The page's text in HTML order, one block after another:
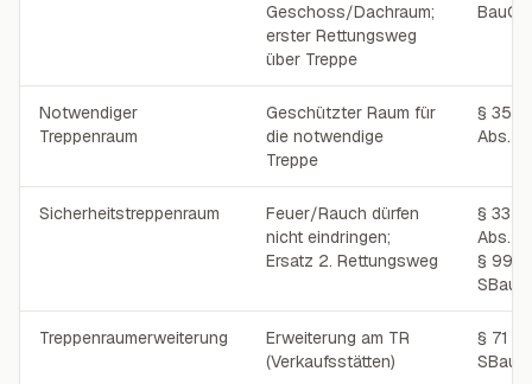
Geschoss/Dachraum;
erster Rettungsweg
über Treppe
BauO
Notwendiger
Treppenraum
Geschützter Raum für
die notwendige
Treppe
§ 35
Abs. 1
Sicherheitstreppenraum
Feuer/Rauch dürfen
nicht eindringen;
Ersatz 2. Rettungsweg
§ 33
Abs. 4;
§ 99
Treppenraumerweiterung
Erweiterung am TR
(Verkaufsstätten)
§ 71